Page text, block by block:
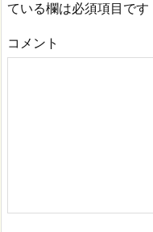
ている欄は必須項目です
コメント